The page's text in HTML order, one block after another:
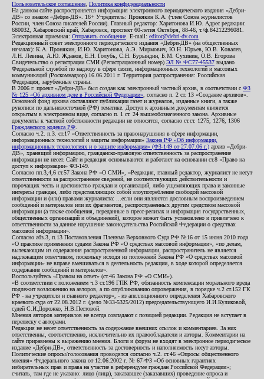
Пользовательское соглашение Политика конфиденциальности
На данном сайте распространяется информация электронного периодического издания «Дебри-
ДВ» со знаком «Дебри-ДВ». 16+ Учредитель: Пронякин К.А. (член Союза журналистов
России, член Союза писателей России). Главный редактор: Харитонова И.Ю. Адрес редакции:
680032, Хабаровский край, Хабаровск, проспект 60-летия Октября, 88-46, т./ф.84212296081.
Электронная приемная: Отправить сообщение . E-mail: editor@debri-dv.com
Редакционный совет электронного периодического издания «Дебри-ДВ» (на общественных
началах): К.А. Пронякин, И.Ю. Харитонова, А.Э. Мирмович, Ю.Н. Юрьев, Ю.В. Ковалев,
Л.Н. Левина, А.Ю. Жданов, Е.Н. Голубь, С.Н. Бурындин, Б.М. Сухинин, О.В. Егорова
Свидетельство о регистрации СМИ (Регистрационный номер) ЭЛ № ФС77-45537 выдано
Федеральной службой по надзору в сфере связи, информационных технологий и массовых
коммуникаций (Роскомнадзор) 16.06.2011 г. Территория распространения: Российская
Федерация, зарубежные страны.
В 2006 г. проект «Дебри-ДВ» был создан как электронный частный архив, в соответствии с ФЗ
№ 125 «Об архивном деле в Российской Федерации» , согласно п. 2 ст. 13 «Создание архивов».
Основной фонд архива составляют публикации газет и журналов, изданные книги, а также
рукописи по дальневосточной (РФ) тематике. Доступ к архивным документам является
открытым в электронном виде, согласно п. 1 ст. 24 вышеобозначенного закона. Архивные
документы к частной собственности редакции не относятся, согласно ст.ст. 1275, 1276, 1306
Гражданского кодекса РФ
Согласно ч.2. п.3. ст.17 «Ответственность за правонарушения в сфере информации,
информационных технологий и защиты информации» Закона РФ «Об информации,
информационных технологиях и о защите информации» (ФЗ-149 от 27.07.06 г.) архив «Дебри-
ДВ», хранящий информацию, гражданско-правовую ответственность за распространение
информации не несет. Сайт и редакция основываются и работают на основании ст.8 «Право на
доступ к информации» ФЗ-149.
Согласно пп.3,4,6 ст.57 Закона РФ «О СМИ», «Редакция, главный редактор, журналист не несут
ответственности за распространение сведений, не соответствующих действительности и
порочащих честь и достоинство граждан и организаций, либо ущемляющих права и законные
интересы граждан, либо представляющих собой злоупотребление свободой массовой
информации и (или) правами журналиста: ...если они являются дословным воспроизведением
сообщений и материалов или их фрагментов, распространенных другим средством массовой
информации (а также сообщения, переданные в пресс-релизах и информация государственных,
общественных организаций и объединений), которое может быть установлено и привлечено к
ответственности за данное нарушение законодательства Российской Федерации о средствах
массовой информации».
Согласно абз.3, п.13 Постановления Пленума Верховного Суда РФ №16 от 15 июня 2010 года
«О практике применения судами Закона РФ «О средствах массовой информации», «по делам,
вытекающим из содержания распространенной информации, распространитель не является
надлежащим ответчиком, поскольку исходя из положений Закона РФ «О средствах массовой
информации» не вправе вмешиваться в деятельность редакции, в ходе которой определяется
содержание сообщений и материалов».
Воспользуйтесь «Правом на ответ» (ст.46 Закона РФ «О СМИ»).
«В соответствии с положением ч.3 ст.196 ГПК РФ, обязанность компенсации морального вреда
подлежит возложению на авторов, а по опубликованию опровержения, в порядке ч.2 ст.152 ГК
РФ - на учредителя и главного редактор», - из апелляционного определения Хабаровского
краевого суда от 22.08.2012 г. (дело №33-5325/2012) председательствующего И.И.Куликовой,
судей С.И.Дорожко, Н.В.Пестовой.
Мнения авторов материалов не всегда совпадают с позицией редакции. Редакция не вступает в
переписку с авторами.
Редакция не несет ответственность за содержание внешних ссылок и комментариев. За них
ответственны, соответственно, исключительно их правообладатели и авторы. Комментарии на
сайте приравнены к выражению мнения. Блоги и форум не входят в электронное периодическое
издание «Дебри-ДВ», ответственность за достоверность и наполняемость несут авторы.
Политические опросы/голосования проводятся согласно ч.2. ст.46 «Опросы общественного
мнения» Федерального закона от 12.06.2002 г. № 67-ФЗ «Об основных гарантиях
избирательных прав и права на участие в референдуме граждан Российской Федерации»;
считать, там где не указано: лицо (лица), заказавшее (заказавших) проведение опроса и